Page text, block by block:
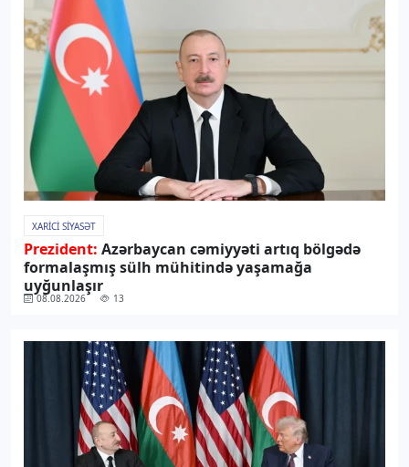
XARICI SIYASƏT
Prezident: Azərbaycan cəmiyyəti artıq bölgədə
formalaşmış sülh mühitində yaşamağa
uyğunlaşır
08.08.2026 13